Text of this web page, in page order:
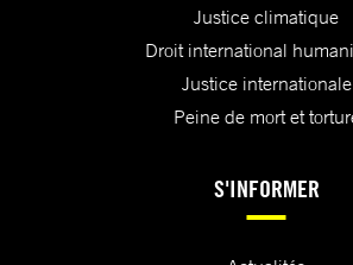
Justice climatique
Droit international
Justice internationale
Peine de mort et
S'INFORMER